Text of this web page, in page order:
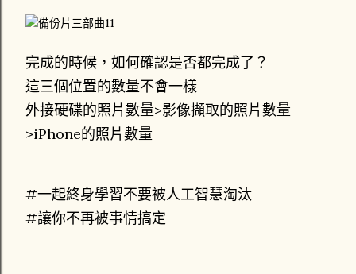
完成的時候，如何確認是否都完成了？
這三個位置的數量不會一樣
外接硬碟的照片數量>影像擷取的照片數量
>iPhone的照片數量
#一起終身學習不要被人工智慧淘汰
#讓你不再被事情搞定